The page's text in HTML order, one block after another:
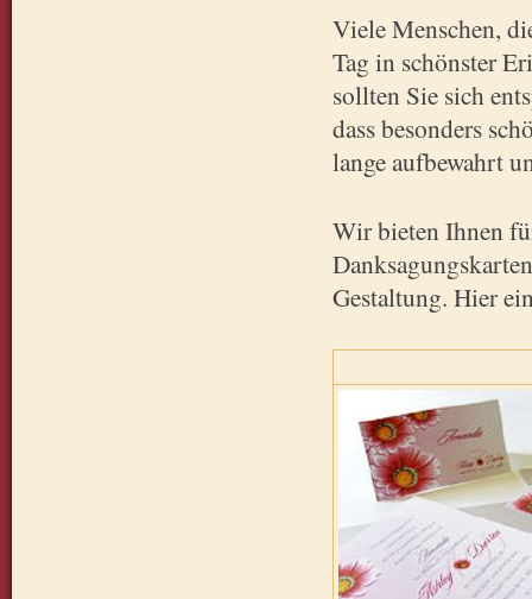
Viele Menschen,
Tag in schönster
sollten Sie sich
dass besonders
lange aufbewahrt
Wir bieten Ihnen
Gestaltung. Hier